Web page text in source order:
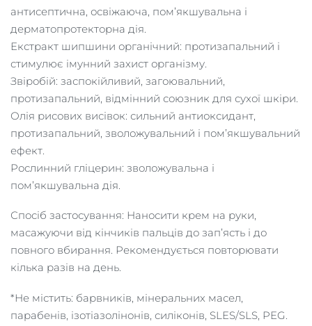
антисептична, освіжаюча, пом’якшувальна і
дерматопротекторна дія.
Екстракт шипшини органічний: протизапальний і
стимулює імунний захист організму.
Звіробій: заспокійливий, загоювальний,
протизапальний, відмінний союзник для сухої шкіри.
Олія рисових висівок: сильний антиоксидант,
протизапальний, зволожувальний і пом’якшувальний
ефект.
Рослинний гліцерин: зволожувальна і
пом’якшувальна дія.
Спосіб застосування: Наносити крем на руки,
масажуючи від кінчиків пальців до зап’ясть і до
повного вбирання. Рекомендується повторювати
кілька разів на день.
*Не містить: барвників, мінеральних масел,
парабенів, ізотіазолінонів, силіконів, SLES/SLS, PEG.